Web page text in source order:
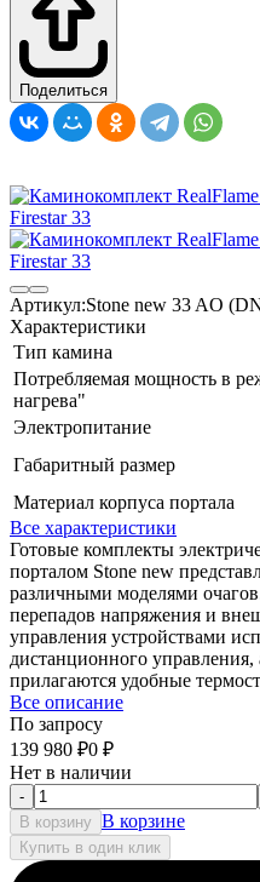
Поделиться
Артикул:Stone new 33 AO
Характеристики
Тип камина
Потребляемая мощность в
нагрева"
Электропитание
Габаритный размер
Материал корпуса портала
Все характеристики
Готовые комплекты
порталом Stone new
различными моделями
перепадов напряжения и
управления устройствами
дистанционного
прилагаются удобные
Все описание
По запросу
139 980 ₽0 ₽
Нет в наличии
-
В корзину В корзине
Купить в один клик